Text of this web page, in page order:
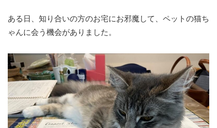
ある日、知り合いの方のお宅にお邪魔して、ペットの猫ち
ゃんに会う機会がありました。